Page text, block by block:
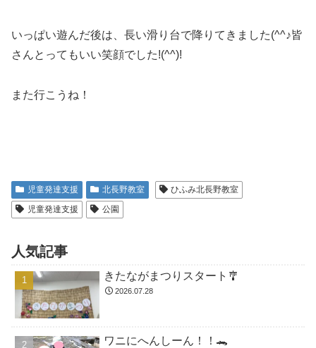
いっぱい遊んだ後は、長い滑り台で降りてきました(^^♪皆
さんとってもいい笑顔でした!(^^)!
また行こうね！
児童発達支援 北長野教室
ひふみ北長野教室
児童発達支援
公園
人気記事
きたながまつりスタート🎐
2026.07.28
ワニにへんしーん！！🐊